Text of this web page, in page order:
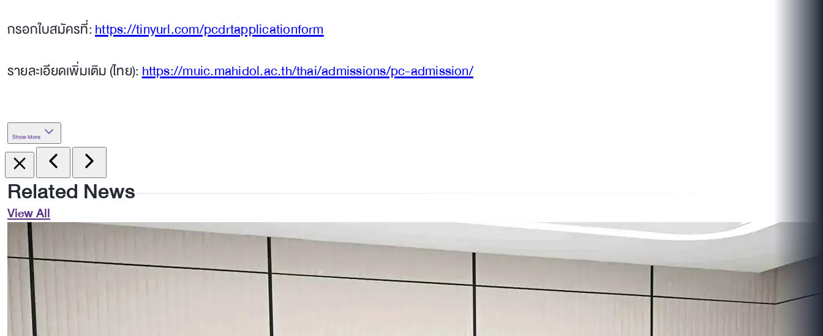
กรอกใบสมัครที่:https://tinyurl.com/pcdrtapplicationform
รายละเอียดเพิ่มเติม (ไทย):https://muic.mahidol.ac.th/thai/admissions/pc-admission/
Show More
Related News
View All